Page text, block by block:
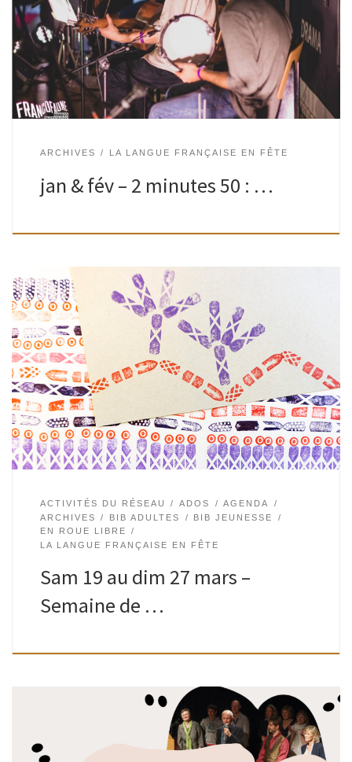
chanson… Les Bibliothèques vous invitent à participer à un
cycle d’ateliers d’écriture de chansons animé par Antoine
Loyer, selon […]
ARCHIVES LA LANGUE FRANÇAISE EN FÊTE
jan & fév – 2 minutes 50 : …
C’est au plaisir et à la surprise que font appel les dix mots
sélectionnés pour cette nouvelle édition de La semaine de
la Langue Française en Fête. « Dix moi […]
ACTIVITÉS DU RÉSEAU ADOS
AGENDA
ARCHIVES
BIB ADULTES
BIB JEUNESSE
EN ROUE LIBRE
LA LANGUE FRANÇAISE EN FÊTE
Sam 19 au dim 27 mars –
Semaine de …